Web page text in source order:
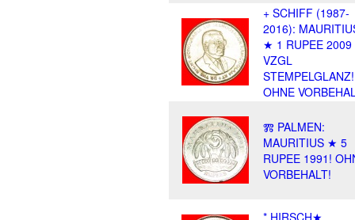
+ SCHIFF (1987-
2016):
★ 1 RUPEE 2009
VZGL
STEMPELGLANZ!
OHNE
Ⰿ PALMEN:
MAURITIUS ★ 5
RUPEE 1991!
VORBEHALT!
* HIRSCH★